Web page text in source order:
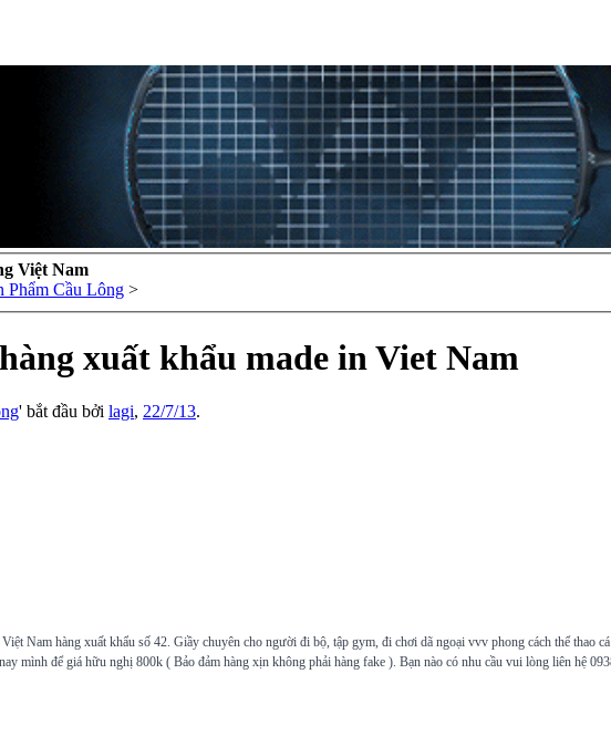
Việt Nam
Phẩm Cầu Lông >
xuất khẩu made in Viet Nam
' bắt đầu bởi lagi, 22/7/13.
Nam hàng xuất khẩu số 42. Giầy chuyên cho người đi bộ, tập gym, đi chơi dã ngoại vvv phong cách thể thao
mình để giá hữu nghị 800k ( Bảo đảm hàng xịn không phải hàng fake ). Bạn nào có nhu cầu vui lòng liên hệ